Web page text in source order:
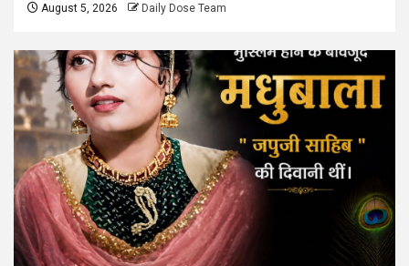
August 5, 2026 Daily Dose Team